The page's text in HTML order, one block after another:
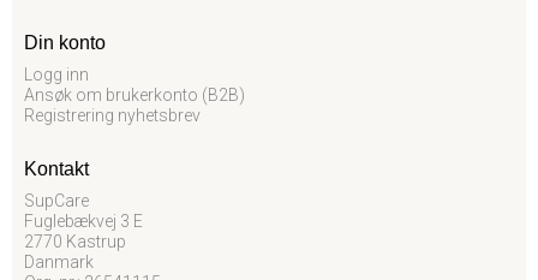
Din konto
Logg inn
Ansøk om brukerkonto (B2B)
Registrering nyhetsbrev
Kontakt
SupCare
Fuglebækvej 3 E
2770 Kastrup
Danmark